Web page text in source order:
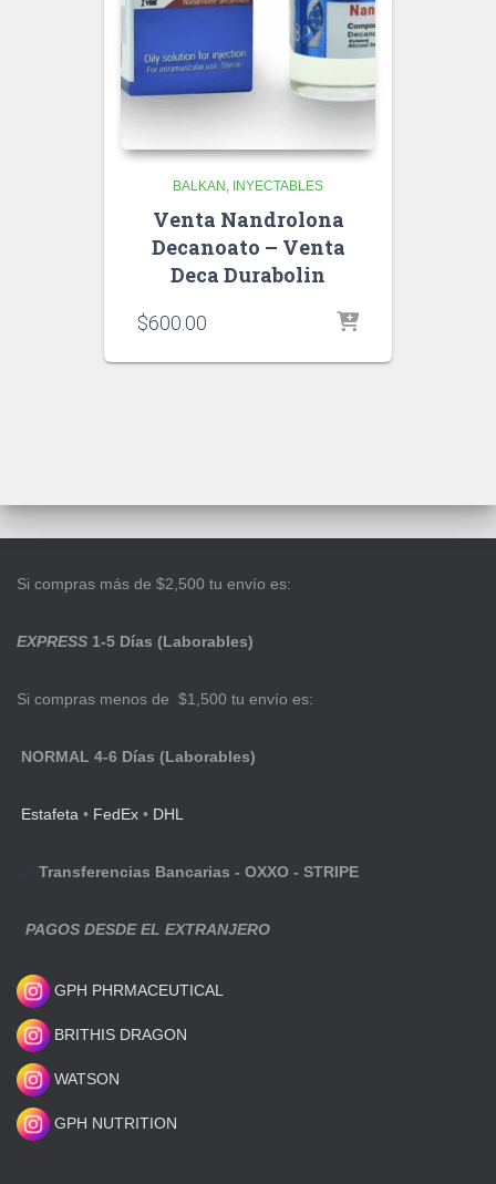
BALKAN INYECTABLES
Venta Nandrolona
Decanoato – Venta
Deca Durabolin
$600.00
Si compras más de $2,500 tu envío es:
EXPRESS 1-5 Días (Laborables)
Si compras menos de $1,500 tu envío es:
NORMAL 4-6 Días (Laborables)
Estafeta • FedEx • DHL
Transferencias Bancarias - OXXO - STRIPE
PAGOS DESDE EL EXTRANJERO
GPH PHRMACEUTICAL
BRITHIS DRAGON
WATSON
GPH NUTRITION